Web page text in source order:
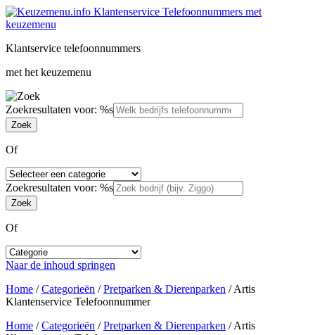
Klantservice telefoonnummers
met het keuzemenu
Zoekresultaten voor: %s
Of
Zoekresultaten voor: %s
Of
Naar de inhoud springen
Home /Categorieën /Pretparken & Dierenparken /Artis
Klantenservice Telefoonnummer
Home /Categorieën /Pretparken & Dierenparken /Artis